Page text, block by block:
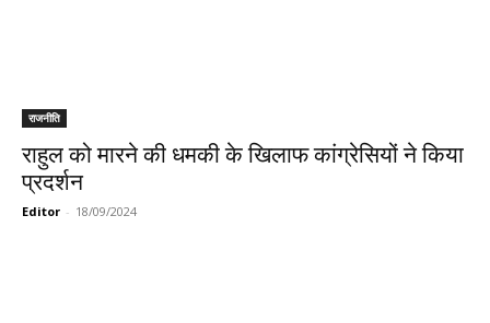
राजनीति
राहुल को मारने की धमकी के खिलाफ कांग्रेसियों ने किया
प्रदर्शन
Editor - 18/09/2024